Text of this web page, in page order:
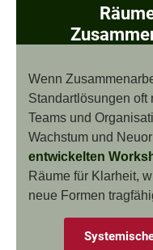
Wenn
Standartlösungen oft
Teams und
Wachstum und
entwickelten
Räume für Klarheit,
neue Formen